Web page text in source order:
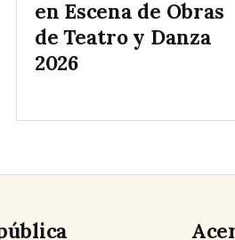
en Escena de Obras
de Teatro y Danza
2026